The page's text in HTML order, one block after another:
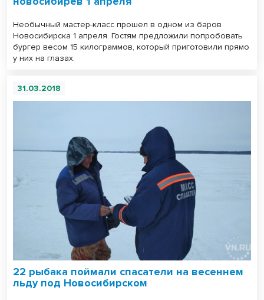
Необычный мастер-класс прошел в одном из баров
Новосибирска 1 апреля. Гостям предложили попробовать
бургер весом 15 килограммов, который приготовили прямо
у них на глазах.
31.03.2018
22 рыбака поймали спасатели на весеннем
льду под Новосибирском